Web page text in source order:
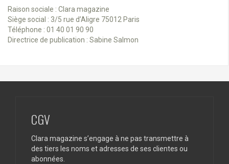
Raison sociale : Clara magazine
Siège social : 3/5 rue d’Aligre 75012 Paris
Téléphone : 01 40 01 90 90
Directrice de publication : Sabine Salmon
CGV
Clara magazine s’engage à ne pas transmettre à
des tiers les noms et adresses de ses clientes ou
abonnées.